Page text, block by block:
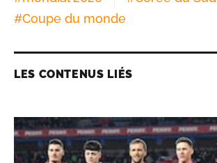
#Coupe du monde
LES CONTENUS LIÉS